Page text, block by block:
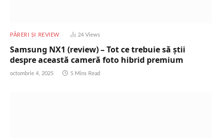
PĂRERI ȘI REVIEW 24 Views
Samsung NX1 (review) – Tot ce trebuie să știi
despre această cameră foto hibrid premium
octombrie 4, 2025 5 Mins Read